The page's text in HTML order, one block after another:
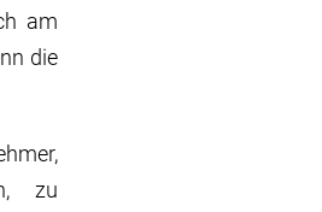
am
die
zu